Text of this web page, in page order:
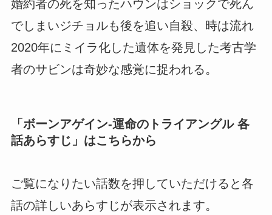
婚約者の死を知ったハウンはショックで死ん
でしまいジチョルも後を追い自殺、時は流れ
2020年にミイラ化した遺体を発見した考古学
者のサビンは奇妙な感覚に捉われる。
「 ボーンアゲイン-運命のトライアングル 各
話あらすじ 」はこちらから
ご覧になりたい話数を押していただけると各
話の詳しいあらすじが表示されます。